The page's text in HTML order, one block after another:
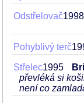
Odstřelovač1998
Pohyblivý terč
Střelec1995
převléká si
není co